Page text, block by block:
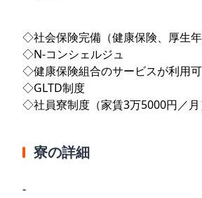
◇社会保険完備（健康保険、厚生
◇N-コンシェルジュ
◇健康保険組合のサービスが利用
◇GLTD制度
◇社員寮制度（家賃3万5000円／月
寮の詳細
-